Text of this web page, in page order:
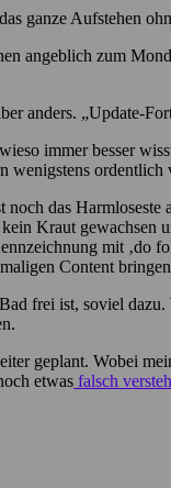
ganze Aufstehen
angeblich zum
anders. „Update-
immer besser
das
Kraut
mit
Content
frei ist, soviel
geplant. Wobei
etwas falsch